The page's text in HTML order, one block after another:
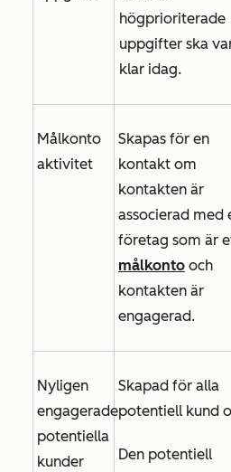
högprioriterade
uppgifter ska
klar idag.
Målkonto
aktivitet
Skapas för en
kontakt om
kontakten är
associerad med
företag som är
målkonto och
kontakten är
engagerad.
Nyligen
engagerade
potentiella
kunder
Skapad för alla
potentiell kund
Den potentiell